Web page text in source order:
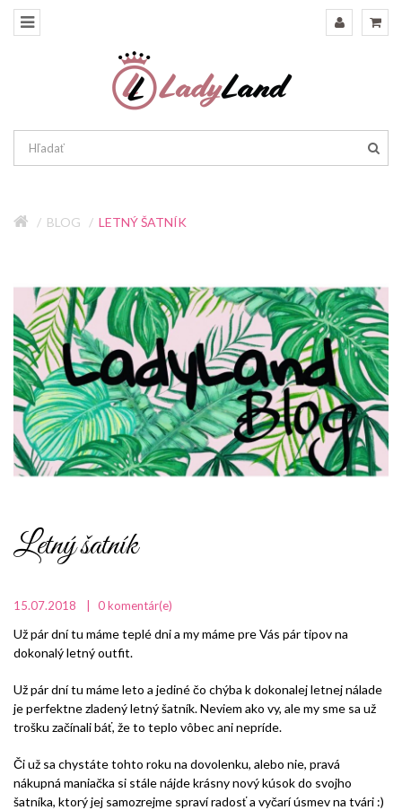
BLOG LETNÝ ŠATNÍK
Letný šatník
15.07.2018 0komentár(e)
Už pár dní tu máme teplé dni a my máme pre Vás pár tipov na
dokonalý letný outfit.
Už pár dní tu máme leto a jediné čo chýba k dokonalej letnej nálade
je perfektne zladený letný šatník. Neviem ako vy, ale my sme sa už
trošku začínali báť, že to teplo vôbec ani nepríde.
Či už sa chystáte tohto roku na dovolenku, alebo nie, pravá
nákupná maniačka si stále nájde krásny nový kúsok do svojho
šatníka, ktorý jej samozrejme spraví radosť a vyčarí úsmev na tvári :)